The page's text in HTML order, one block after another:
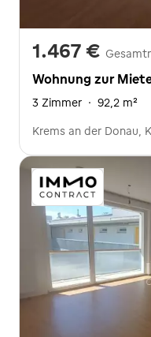
1.467 €
Wohnung zur
3 Zimmer · 92,2 m²
Krems an der Donau,